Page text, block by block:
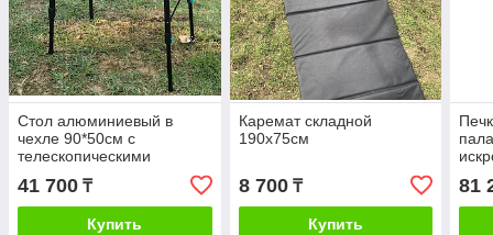
Стол алюминиевый в
чехле 90*50см с
телескопическими
41 700 ₸
Купить
Каремат складной
190х75см
8 700₸
Купить
81